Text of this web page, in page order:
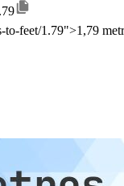
feet/1.79">1,79